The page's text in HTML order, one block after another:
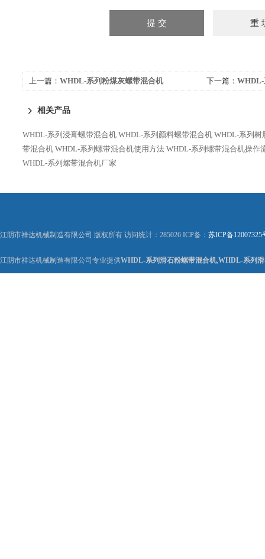
上一篇： WHDL-系列粉煤灰螺带混合机 下一篇： WHDL-
相关产品
WHDL-系列浸膏螺带混合机 WHDL-系列颜料螺带混合机 WHDL-系列树
带混合机 WHDL-系列螺带混合机使用方法 WHDL-系列螺带混合机操作
WHDL-系列螺带混合机厂家
江阴市祥达机械制造有限公司 版权所有 访问统计：285026 ICP备： 苏ICP备12007325
江阴市祥达机械制造有限公司专业提供WHDL-系列滑石粉螺带混合机,WHDL-系列